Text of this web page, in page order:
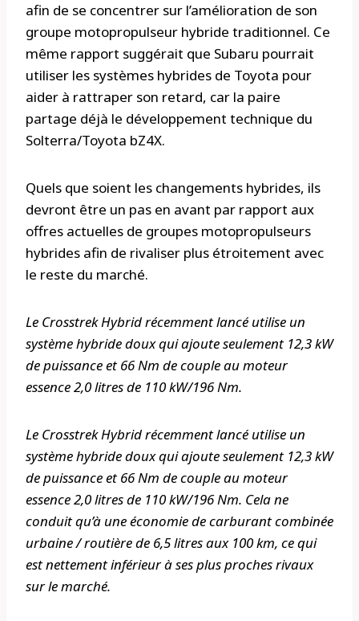
afin de se concentrer sur l’amélioration de son
groupe motopropulseur hybride traditionnel. Ce
même rapport suggérait que Subaru pourrait
utiliser les systèmes hybrides de Toyota pour
aider à rattraper son retard, car la paire
partage déjà le développement technique du
Solterra/Toyota bZ4X.
Quels que soient les changements hybrides, ils
devront être un pas en avant par rapport aux
offres actuelles de groupes motopropulseurs
hybrides afin de rivaliser plus étroitement avec
le reste du marché.
Le Crosstrek Hybrid récemment lancé utilise un
système hybride doux qui ajoute seulement 12,3 kW
de puissance et 66 Nm de couple au moteur
essence 2,0 litres de 110 kW/196 Nm.
Le Crosstrek Hybrid récemment lancé utilise un
système hybride doux qui ajoute seulement 12,3 kW
de puissance et 66 Nm de couple au moteur
essence 2,0 litres de 110 kW/196 Nm. Cela ne
conduit qu’à une économie de carburant combinée
urbaine / routière de 6,5 litres aux 100 km, ce qui
est nettement inférieur à ses plus proches rivaux
sur le marché.